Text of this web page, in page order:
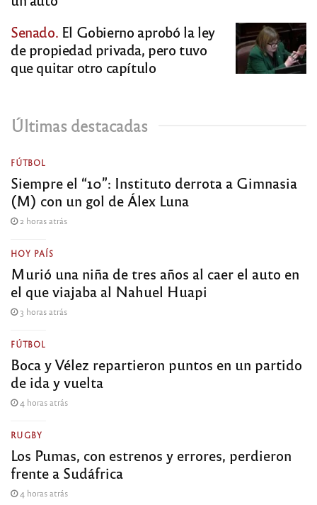
Senado. El Gobierno aprobó la ley
de propiedad privada, pero tuvo
que quitar otro capítulo
Últimas destacadas
FÚTBOL
Siempre el “10”: Instituto derrota a Gimnasia
(M) con un gol de Álex Luna
2 horas atrás
HOY PAÍS
Murió una niña de tres años al caer el auto en
el que viajaba al Nahuel Huapi
3 horas atrás
FÚTBOL
Boca y Vélez repartieron puntos en un partido
de ida y vuelta
4 horas atrás
RUGBY
Los Pumas, con estrenos y errores, perdieron
frente a Sudáfrica
4 horas atrás